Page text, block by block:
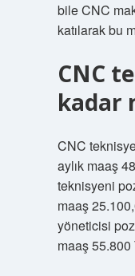
bile CNC
katılarak bu
CNC
kadar
CNC
aylık maaş
teknisyeni
maaş
yöneticisi
maaş 55.800